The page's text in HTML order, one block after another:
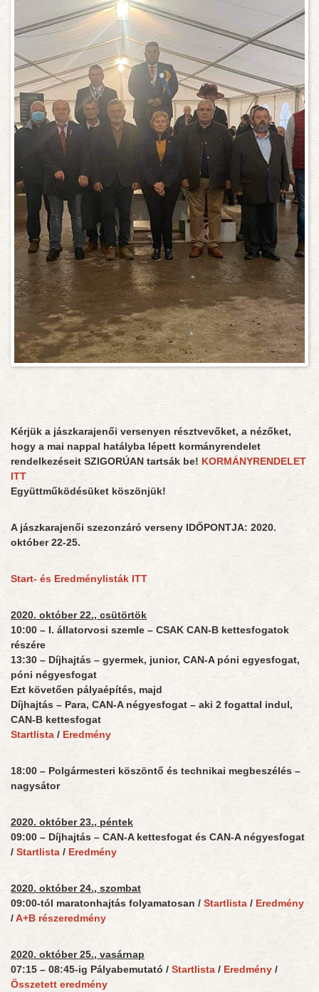
Kérjük a jászkarajenői versenyen résztvevőket, a nézőket,
hogy a mai nappal hatályba lépett kormányrendelet
rendelkezéseit SZIGORÚAN tartsák be!KORMÁNYRENDELET
ITT
Együttműködésüket köszönjük!
A jászkarajenői szezonzáró verseny IDŐPONTJA: 2020.
október 22-25.
Start- és Eredménylisták ITT
2020. október 22., csütörtök
10:00 – I. állatorvosi szemle – CSAK CAN-B kettesfogatok
részére
13:30 – Díjhajtás – gyermek, junior, CAN-A póni egyesfogat,
póni négyesfogat
Ezt követően pályaépítés, majd
Díjhajtás – Para, CAN-A négyesfogat – aki 2 fogattal indul,
CAN-B kettesfogat
Startlista / Eredmény
18:00 – Polgármesteri köszöntő és technikai megbeszélés –
nagysátor
2020. október 23., péntek
09:00 – Díjhajtás – CAN-A kettesfogat és CAN-A négyesfogat
/ Startlista / Eredmény
2020. október 24., szombat
09:00-tól maratonhajtás folyamatosan / Startlista / Eredmény
/A+B részeredmény
2020. október 25., vasárnap
07:15 – 08:45-ig Pályabemutató / Startlista / Eredmény /
Összetett eredmény